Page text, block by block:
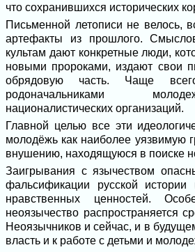
что сохранившихся исторических
Письменной летописи не велось,
артефакты из прошлого.
культам дают конкретные люди,
новыми пророками, издают свои
обрядовую часть. Чаще
родоначальниками
националистических организаций.
Главной целью все эти
молодёжь как наиболее уязвимую
внушению, находящуюся в поиске
Заигрывания с язычеством
фальсификации русской
нравственных ценностей.
неоязычество распространяется
Неоязычников и сейчас, и в
власть и к работе с детьми и